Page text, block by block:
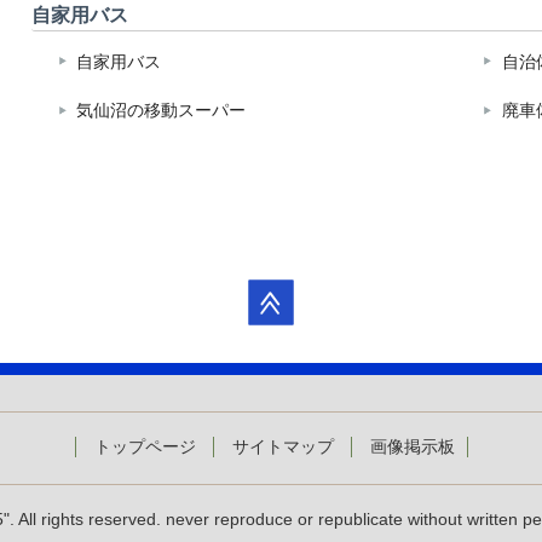
自家用バス
自家用バス 自治
気仙沼の移動スーパー 廃車
トップページ サイトマップ 画像掲示板
All rights reserved. never reproduce or republicate without written